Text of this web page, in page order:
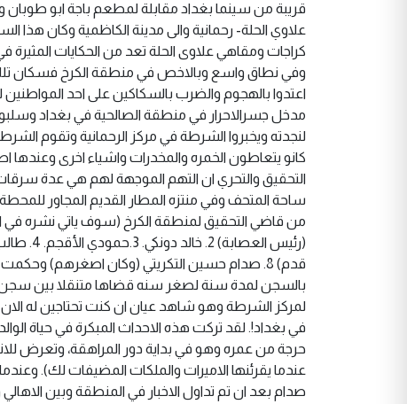
قريبة من سينما بغداد مقابلة لمطعم باجة ابو
علاوي الحلة- رحمانية والى مدينة الكاظمية وكان
كراجات ومقاهي علاوى الحلة تعد من الحكايات المثيرة
وفي نطاق واسع وبالاخص في منطقة الكرخ فسكان تلك
اعتدوا بالهجوم والضرب بالسكاكين على احد
مدخل جسرالاحرار في منطقة الصالحية في بغداد
لنجدته ويخبروا الشرطة في مركز الرحمانية وتقوم
التحقيق والتحري ان التهم الموجهة لهم هي عدة
ساحة المتحف وفي منتزه المطار القديم المجاور
قدم) 8. صدام حسين التكريتي (وكان اصغرهم)
بالسجن لمدة سنة لصغر سنه قضاها متنقلا بين سجن
لمركز الشرطة وهو شاهد عيان ان كنت تحتاجين له
في بغداد!. لقد تركت هذه الاحداث المبكرة في حياة
حرجة من عمره وهو في بداية دور المراهقة، وتعرض
عندما يقرئنها الاميرات والملكات المضيفات لك).
صدام بعد ان تم تداول الاخبار في المنطقة وبين